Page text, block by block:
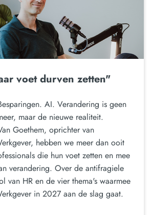
voet durven zetten"
AI. Verandering is geen
maar de nieuwe realiteit.
Goethem, oprichter van
hebben we meer dan ooit
die hun voet zetten en mee
verandering. Over de antifragiele
van HR en de vier thema's waarmee
in 2027 aan de slag gaat.